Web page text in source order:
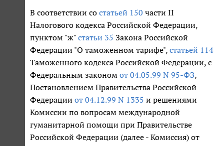
В соответствии со статьей 150 части II
Налогового кодекса Российской Федерации,
пунктом "ж" статьи 35 Закона Российской
Федерации "О таможенном тарифе", статьей 114
Таможенного кодекса Российской Федерации, с
Федеральным законом от 04.05.99 N 95-ФЗ,
Постановлением Правительства Российской
Федерации от 04.12.99 N 1335 и решениями
Комиссии по вопросам международной
гуманитарной помощи при Правительстве
Российской Федерации (далее - Комиссия) от